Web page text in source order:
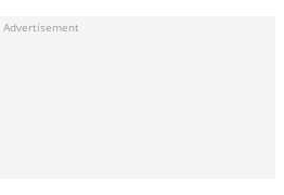
Advertisement